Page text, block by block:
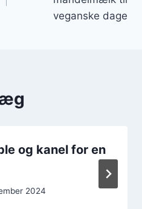
veganske dage
og kanel for en
2024